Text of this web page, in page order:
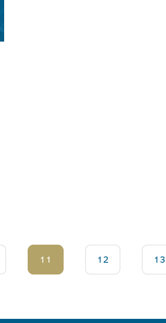
11 12 13